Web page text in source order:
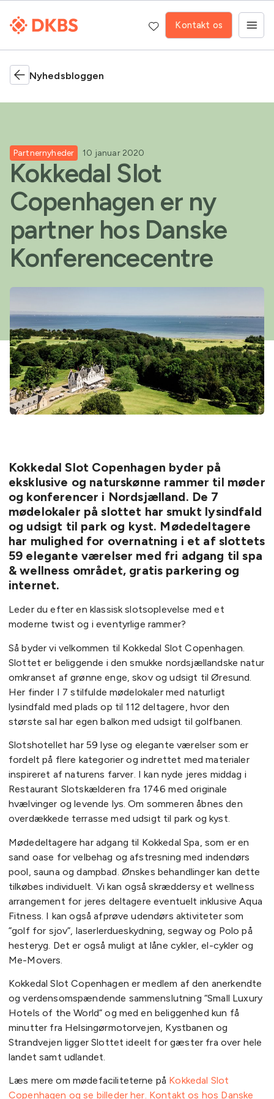
Kontakt os
Nyhedsbloggen
Partnernyheder 10 januar 2020
Kokkedal Slot
Copenhagen er ny
partner hos Danske
Konferencecentre
Kokkedal Slot Copenhagen byder på
eksklusive og naturskønne rammer til møder
og konferencer i Nordsjælland. De 7
mødelokaler på slottet har smukt lysindfald
og udsigt til park og kyst. Mødedeltagere
har mulighed for overnatning i et af slottets
59 elegante værelser med fri adgang til spa
& wellness området, gratis parkering og
internet.
Leder du efter en klassisk slotsoplevelse med et
moderne twist og i eventyrlige rammer?
Så byder vi velkommen til Kokkedal Slot Copenhagen.
Slottet er beliggende i den smukke nordsjællandske natur
omkranset af grønne enge, skov og udsigt til Øresund.
Her finder I 7 stilfulde mødelokaler med naturligt
lysindfald med plads op til 112 deltagere, hvor den
største sal har egen balkon med udsigt til golfbanen.
Slotshotellet har 59 lyse og elegante værelser som er
fordelt på flere kategorier og indrettet med materialer
inspireret af naturens farver. I kan nyde jeres middag i
Restaurant Slotskælderen fra 1746 med originale
hvælvinger og levende lys. Om sommeren åbnes den
overdækkede terrasse med udsigt til park og kyst.
Mødedeltagere har adgang til Kokkedal Spa, som er en
sand oase for velbehag og afstresning med indendørs
pool, sauna og dampbad. Ønskes behandlinger kan dette
tilkøbes individuelt. Vi kan også skræddersy et wellness
arrangement for jeres deltagere eventuelt inklusive Aqua
Fitness. I kan også afprøve udendørs aktiviteter som
”golf for sjov”, laserlerdueskydning, segway og Polo på
hesteryg. Det er også muligt at låne cykler, el-cykler og
Me-Movers.
Kokkedal Slot Copenhagen er medlem af den anerkendte
og verdensomspændende sammenslutning “Small Luxury
Hotels of the World” og med en beliggenhed kun få
minutter fra Helsingørmotorvejen, Kystbanen og
Strandvejen ligger Slottet ideelt for gæster fra over hele
landet samt udlandet.
Læs mere om mødefaciliteterne på Kokkedal Slot
Copenhagen og se billeder her. Kontakt os hos Danske